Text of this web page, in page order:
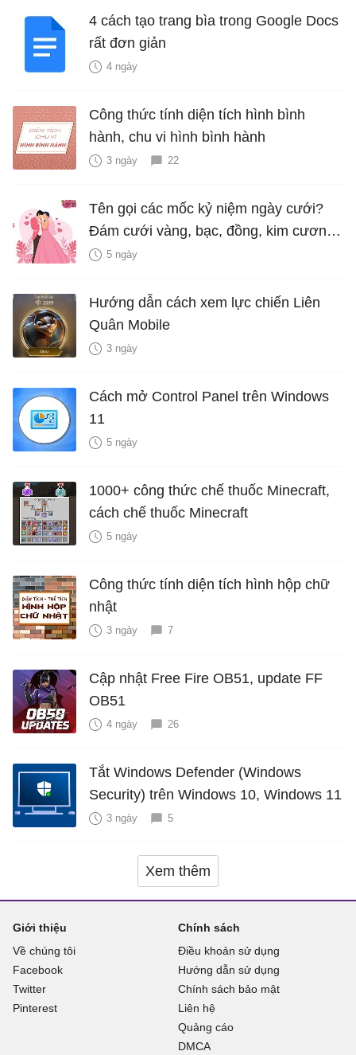
4 cách tạo trang bìa trong Google Docs
rất đơn giản
4 ngày
Công thức tính diện tích hình bình
hành, chu vi hình bình hành
3 ngày 22
Tên gọi các mốc kỷ niệm ngày cưới?
Đám cưới vàng, bạc, đồng, kim cương
là bao nhiêu năm?
5 ngày
Hướng dẫn cách xem lực chiến Liên
Quân Mobile
3 ngày
Cách mở Control Panel trên Windows
11
5 ngày
1000+ công thức chế thuốc Minecraft,
cách chế thuốc Minecraft
5 ngày
Công thức tính diện tích hình hộp chữ
nhật
3 ngày 7
Cập nhật Free Fire OB51, update FF
OB51
4 ngày 26
Tắt Windows Defender (Windows
Security) trên Windows 10, Windows 11
3 ngày 5
Xem thêm
Giới thiệu
Về chúng tôi
Facebook
Twitter
Pinterest
Chính sách
Điều khoản sử dụng
Hướng dẫn sử dụng
Chính sách bảo mật
Liên hệ
Quảng cáo
DMCA